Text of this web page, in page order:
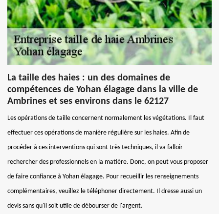
La taille des haies : un des domaines de
compétences de Yohan élagage dans la ville de
Ambrines et ses environs dans le 62127
Les opérations de taille concernent normalement les végétations. Il faut
effectuer ces opérations de manière régulière sur les haies. Afin de
procéder à ces interventions qui sont très techniques, il va falloir
rechercher des professionnels en la matière. Donc, on peut vous proposer
de faire confiance à Yohan élagage. Pour recueillir les renseignements
complémentaires, veuillez le téléphoner directement. Il dresse aussi un
devis sans qu'il soit utile de débourser de l'argent.